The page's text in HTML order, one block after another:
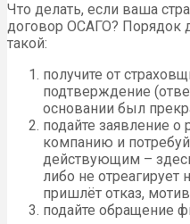
Что делать, если ваша
договор ОСАГО? Порядок
такой:
получите от
подтверждение
основании был
подайте заявление о
компанию и
действующим –
либо не отреагирует
пришлёт отказ,
подайте обращение